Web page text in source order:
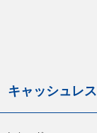
キャッシュレス